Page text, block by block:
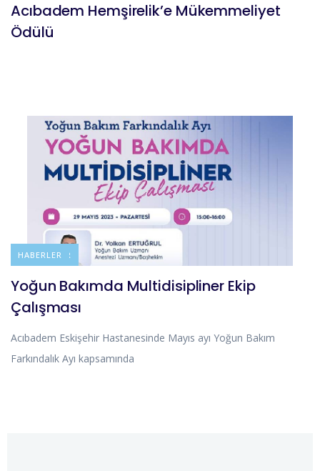
Acıbadem Hemşirelik’e Mükemmeliyet
Ödülü
DUYURULAR
HABERLER
Yoğun Bakımda Multidisipliner Ekip
Çalışması
Acıbadem Eskişehir Hastanesinde Mayıs ayı Yoğun Bakım
Farkındalık Ayı kapsamında